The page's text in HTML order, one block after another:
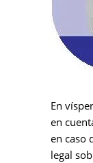
En
en
en caso
legal